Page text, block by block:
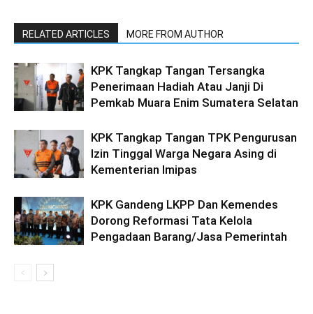
RELATED ARTICLES MORE FROM AUTHOR
KPK Tangkap Tangan Tersangka
Penerimaan Hadiah Atau Janji Di
Pemkab Muara Enim Sumatera Selatan
KPK Tangkap Tangan TPK Pengurusan
Izin Tinggal Warga Negara Asing di
Kementerian Imipas
KPK Gandeng LKPP Dan Kemendes
Dorong Reformasi Tata Kelola
Pengadaan Barang/Jasa Pemerintah